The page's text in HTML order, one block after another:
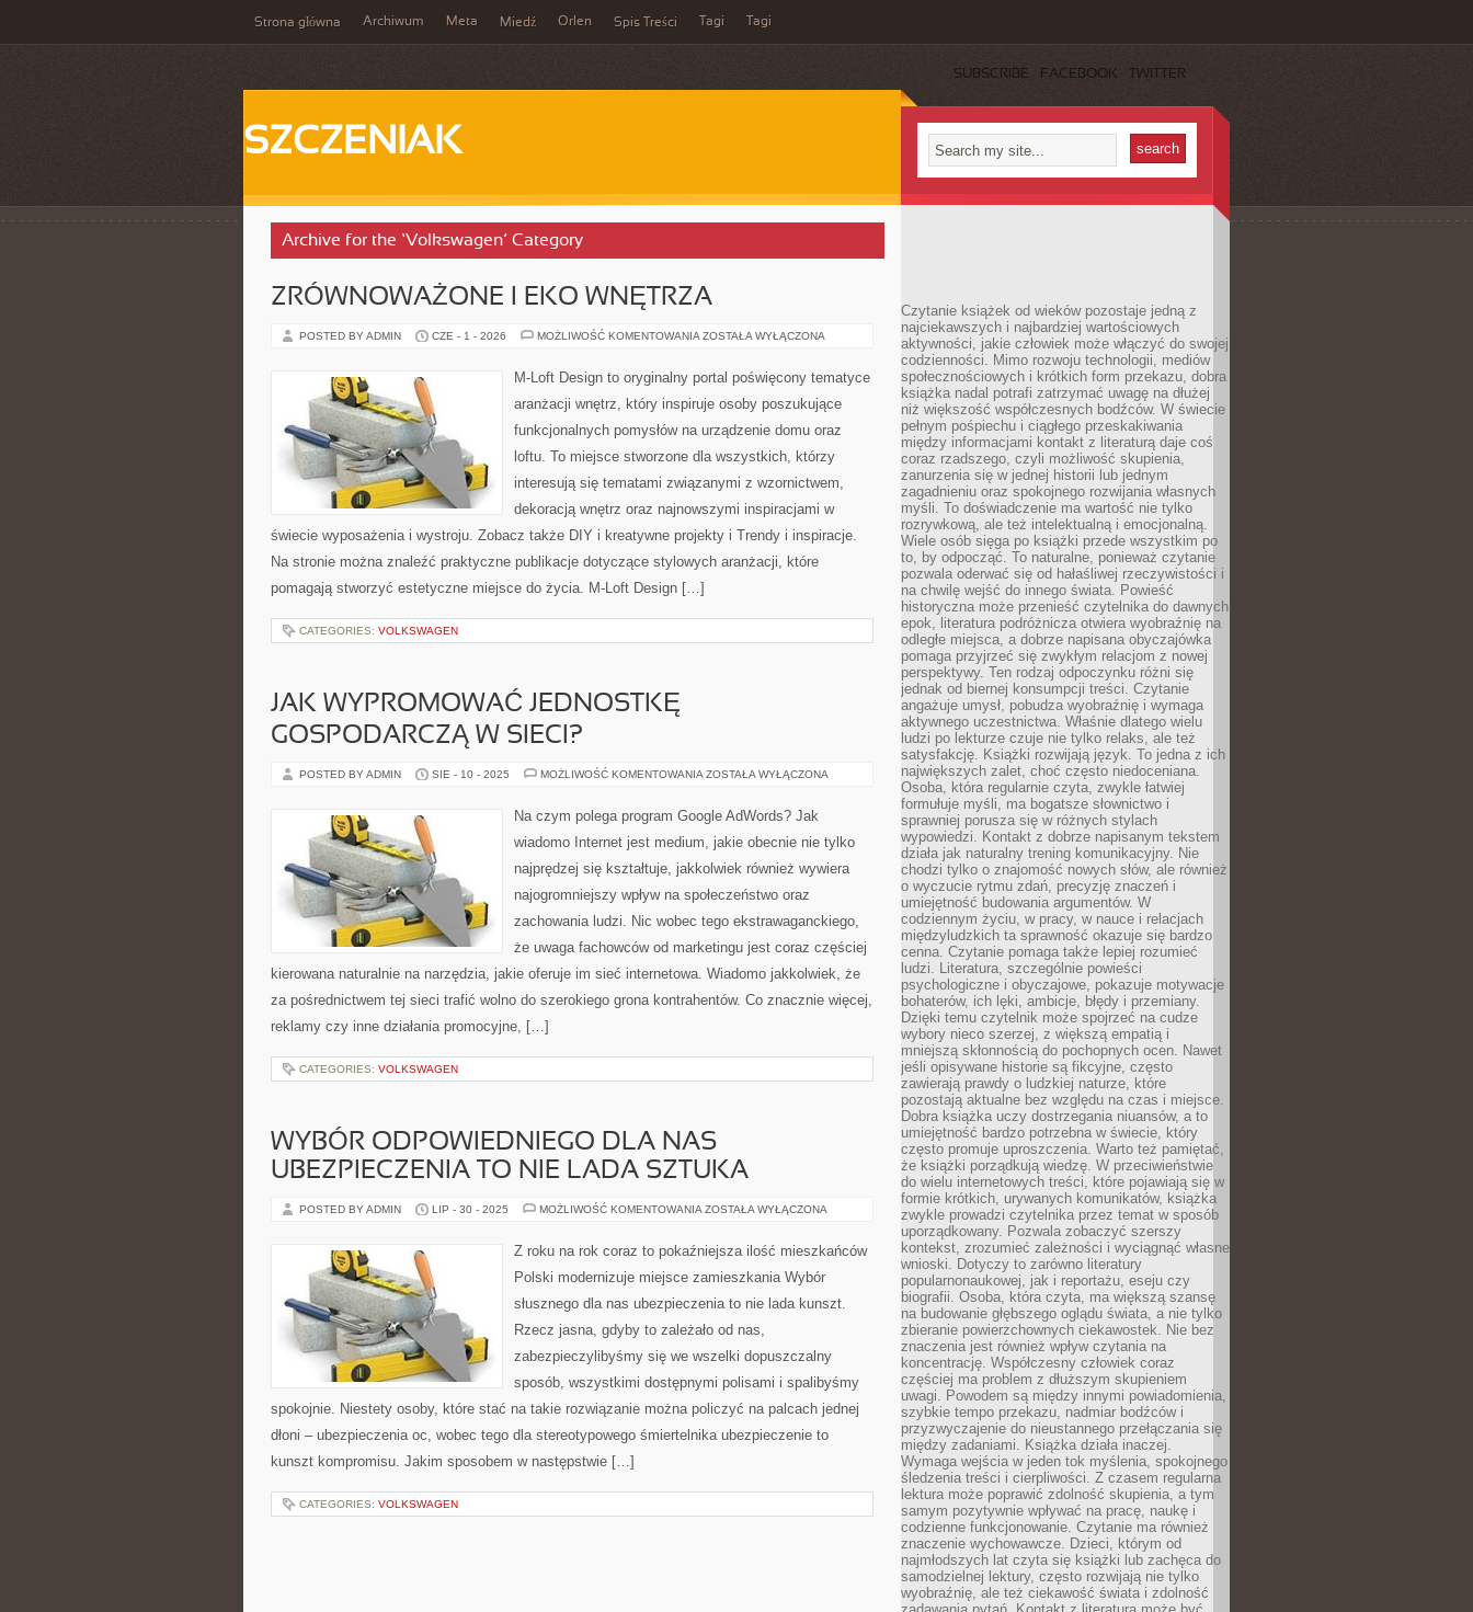
Strona główna Archiwum Meta Miedź Orlen Spis Treści Tagi Tagi
SUBSCRIBE FACEBOOK TWITTER
SZCZENIAK
Archive for the ‘Volkswagen’ Category
ZRÓWNOWAŻONE I EKO WNĘTRZA
POSTED BY ADMIN CZE - 1 - 2026 MOŻLIWOŚĆ KOMENTOWANIA ZRÓWNOWAŻONE
WNĘTRZA
ZOSTAŁA WYŁĄCZONA
M-Loft Design to oryginalny portal poświęcony tematyce
aranżacji wnętrz, który inspiruje osoby poszukujące
funkcjonalnych pomysłów na urządzenie domu oraz
loftu. To miejsce stworzone dla wszystkich, którzy
interesują się tematami związanymi z wzornictwem,
dekoracją wnętrz oraz najnowszymi inspiracjami w
świecie wyposażenia i wystroju. Zobacz także DIY i kreatywne projekty i Trendy i inspiracje.
Na stronie można znaleźć praktyczne publikacje dotyczące stylowych aranżacji, które
pomagają stworzyć estetyczne miejsce do życia. M-Loft Design […]
CATEGORIES: VOLKSWAGEN
JAK WYPROMOWAĆ JEDNOSTKĘ
GOSPODARCZĄ W SIECI?
POSTED BY ADMIN SIE - 10 - 2025 MOŻLIWOŚĆ KOMENTOWANIA JAK
GOSPODARCZĄ
W
ZOSTAŁA WYŁĄCZONA
Na czym polega program Google AdWords? Jak
wiadomo Internet jest medium, jakie obecnie nie tylko
najprędzej się kształtuje, jakkolwiek również wywiera
najogromniejszy wpływ na społeczeństwo oraz
zachowania ludzi. Nic wobec tego ekstrawaganckiego,
że uwaga fachowców od marketingu jest coraz częściej
kierowana naturalnie na narzędzia, jakie oferuje im sieć internetowa. Wiadomo jakkolwiek, że
za pośrednictwem tej sieci trafić wolno do szerokiego grona kontrahentów. Co znacznie więcej,
reklamy czy inne działania promocyjne, […]
CATEGORIES: VOLKSWAGEN
WYBÓR ODPOWIEDNIEGO DLA NAS
UBEZPIECZENIA TO NIE LADA SZTUKA
POSTED BY ADMIN LIP - 30 - 2025 MOŻLIWOŚĆ KOMENTOWANIA WYBÓR
NAS
UBEZPIECZENIA
NIE
SZTUKA
ZOSTAŁA WYŁĄCZONA
Z roku na rok coraz to pokaźniejsza ilość mieszkańców
Polski modernizuje miejsce zamieszkania Wybór
słusznego dla nas ubezpieczenia to nie lada kunszt.
Rzecz jasna, gdyby to zależało od nas,
zabezpieczylibyśmy się we wszelki dopuszczalny
sposób, wszystkimi dostępnymi polisami i spalibyśmy
spokojnie. Niestety osoby, które stać na takie rozwiązanie można policzyć na palcach jednej
dłoni – ubezpieczenia oc, wobec tego dla stereotypowego śmiertelnika ubezpieczenie to
kunszt kompromisu. Jakim sposobem w następstwie […]
CATEGORIES: VOLKSWAGEN
Czytanie książek od wieków pozostaje jedną z
najciekawszych i najbardziej wartościowych
aktywności, jakie człowiek może włączyć do swojej
codzienności. Mimo rozwoju technologii, mediów
społecznościowych i krótkich form przekazu, dobra
książka nadal potrafi zatrzymać uwagę na dłużej
niż większość współczesnych bodźców. W świecie
pełnym pośpiechu i ciągłego przeskakiwania
między informacjami kontakt z literaturą daje coś
coraz rzadszego, czyli możliwość skupienia,
zanurzenia się w jednej historii lub jednym
zagadnieniu oraz spokojnego rozwijania własnych
myśli. To doświadczenie ma wartość nie tylko
rozrywkową, ale też intelektualną i emocjonalną.
Wiele osób sięga po książki przede wszystkim po
to, by odpocząć. To naturalne, ponieważ czytanie
pozwala oderwać się od hałaśliwej rzeczywistości i
na chwilę wejść do innego świata. Powieść
historyczna może przenieść czytelnika do dawnych
epok, literatura podróżnicza otwiera wyobraźnię na
odległe miejsca, a dobrze napisana obyczajówka
pomaga przyjrzeć się zwykłym relacjom z nowej
perspektywy. Ten rodzaj odpoczynku różni się
jednak od biernej konsumpcji treści. Czytanie
angażuje umysł, pobudza wyobraźnię i wymaga
aktywnego uczestnictwa. Właśnie dlatego wielu
ludzi po lekturze czuje nie tylko relaks, ale też
satysfakcję. Książki rozwijają język. To jedna z ich
największych zalet, choć często niedoceniana.
Osoba, która regularnie czyta, zwykle łatwiej
formułuje myśli, ma bogatsze słownictwo i
sprawniej porusza się w różnych stylach
wypowiedzi. Kontakt z dobrze napisanym tekstem
działa jak naturalny trening komunikacyjny. Nie
chodzi tylko o znajomość nowych słów, ale również
o wyczucie rytmu zdań, precyzję znaczeń i
umiejętność budowania argumentów. W
codziennym życiu, w pracy, w nauce i relacjach
międzyludzkich ta sprawność okazuje się bardzo
cenna. Czytanie pomaga także lepiej rozumieć
ludzi. Literatura, szczególnie powieści
psychologiczne i obyczajowe, pokazuje motywacje
bohaterów, ich lęki, ambicje, błędy i przemiany.
Dzięki temu czytelnik może spojrzeć na cudze
wybory nieco szerzej, z większą empatią i
mniejszą skłonnością do pochopnych ocen. Nawet
jeśli opisywane historie są fikcyjne, często
zawierają prawdy o ludzkiej naturze, które
pozostają aktualne bez względu na czas i miejsce.
Dobra książka uczy dostrzegania niuansów, a to
umiejętność bardzo potrzebna w świecie, który
często promuje uproszczenia. Warto też pamiętać,
że książki porządkują wiedzę. W przeciwieństwie
do wielu internetowych treści, które pojawiają się w
formie krótkich, urywanych komunikatów, książka
zwykle prowadzi czytelnika przez temat w sposób
uporządkowany. Pozwala zobaczyć szerszy
kontekst, zrozumieć zależności i wyciągnąć własne
wnioski. Dotyczy to zarówno literatury
popularnonaukowej, jak i reportażu, eseju czy
biografii. Osoba, która czyta, ma większą szansę
na budowanie głębszego oglądu świata, a nie tylko
zbieranie powierzchownych ciekawostek. Nie bez
znaczenia jest również wpływ czytania na
koncentrację. Współczesny człowiek coraz
częściej ma problem z dłuższym skupieniem
uwagi. Powodem są między innymi powiadomienia,
szybkie tempo przekazu, nadmiar bodźców i
przyzwyczajenie do nieustannego przełączania się
między zadaniami. Książka działa inaczej.
Wymaga wejścia w jeden tok myślenia, spokojnego
śledzenia treści i cierpliwości. Z czasem regularna
lektura może poprawić zdolność skupienia, a tym
samym pozytywnie wpływać na pracę, naukę i
codzienne funkcjonowanie. Czytanie ma również
znaczenie wychowawcze. Dzieci, którym od
najmłodszych lat czyta się książki lub zachęca do
samodzielnej lektury, często rozwijają nie tylko
wyobraźnię, ale też ciekawość świata i zdolność